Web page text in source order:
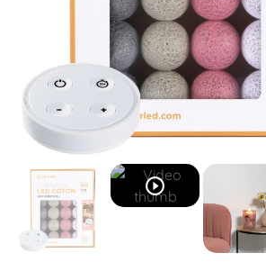
play_circle_outline